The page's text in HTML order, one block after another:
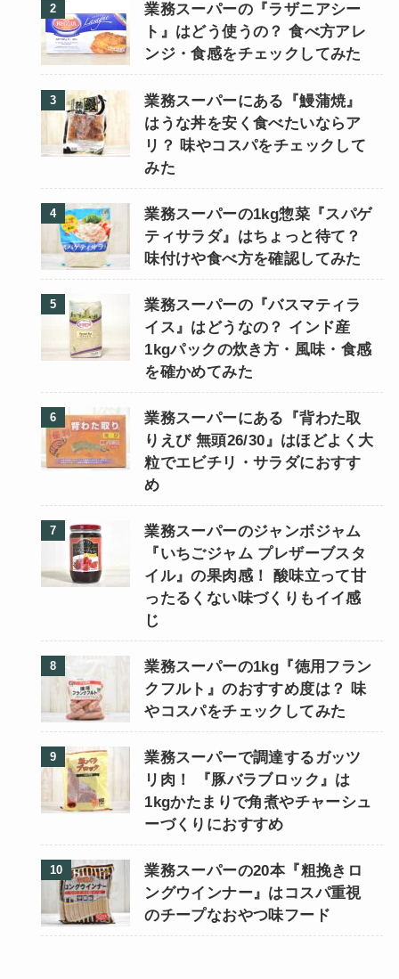
業務スーパーの『ラザニアシー
ト』はどう使うの？ 食べ方アレ
ンジ・食感をチェックしてみた
業務スーパーにある『鰻蒲焼』
はうな丼を安く食べたいならア
リ？ 味やコスパをチェックして
みた
業務スーパーの1kg惣菜『スパゲ
ティサラダ』はちょっと待て？
味付けや食べ方を確認してみた
業務スーパーの『バスマティラ
イス』はどうなの？ インド産
1kgパックの炊き方・風味・食感
を確かめてみた
業務スーパーにある『背わた取
りえび 無頭26/30』はほどよく大
粒でエビチリ・サラダにおすす
め
業務スーパーのジャンボジャム
『いちごジャム プレザーブスタ
イル』の果肉感！ 酸味立って甘
ったるくない味づくりもイイ感
じ
業務スーパーの1kg『徳用フラン
クフルト』のおすすめ度は？ 味
やコスパをチェックしてみた
業務スーパーで調達するガッツ
リ肉！ 『豚バラブロック』は
1kgかたまりで角煮やチャーシュ
ーづくりにおすすめ
業務スーパーの20本『粗挽きロ
ングウインナー』はコスパ重視
のチープなおやつ味フード